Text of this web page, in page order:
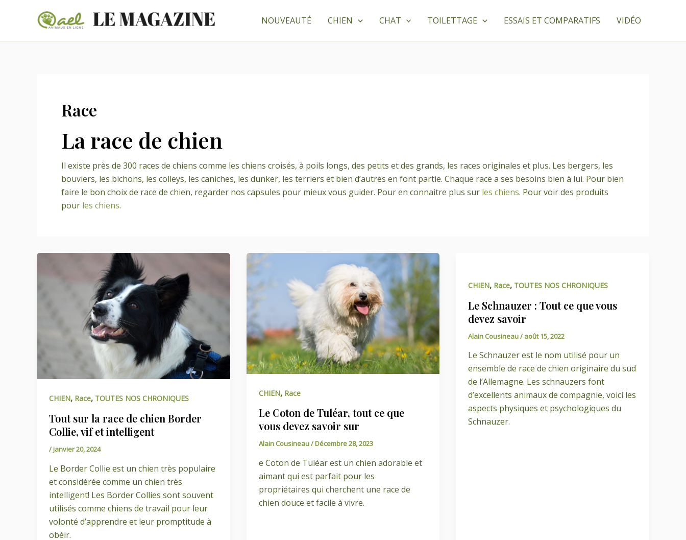
NOUVEAUTÉ CHIEN CHAT TOILETTAGE ESSAIS ET COMPARATIFS VIDÉO
Race
La race de chien
Il existe près de 300 races de chiens comme les chiens croisés, à poils longs, des petits et des grands, les races originales et plus. Les bergers, les
bouviers, les bichons, les colleys, les caniches, les dunker, les terriers et bien d’autres en font partie. Chaque race a ses besoins bien à lui. Pour bien
faire le bon choix de race de chien, regarder nos capsules pour mieux vous guider. Pour en connaitre plus sur les chiens. Pour voir des produits
pour les chiens.
CHIEN, Race, TOUTES NOS CHRONIQUES
Tout sur la race de chien Border
Collie, vif et intelligent
/janvier 20, 2024
Le Border Collie est un chien très populaire
et considérée comme un chien très
intelligent! Les Border Collies sont souvent
utilisés comme chiens de travail pour leur
volonté d’apprendre et leur promptitude à
obéir.
CHIEN, Race
Le Coton de Tuléar, tout ce que
vous devez savoir sur
Alain Cousineau/Décembre 28, 2023
e Coton de Tuléar est un chien adorable et
aimant qui est parfait pour les
propriétaires qui cherchent une race de
chien douce et facile à vivre.
CHIEN, Race, TOUTES NOS CHRONIQUES
Le Schnauzer : Tout ce que vous
devez savoir
Alain Cousineau/ août 15, 2022
Le Schnauzer est le nom utilisé pour un
ensemble de race de chien originaire du sud
de l’Allemagne. Les schnauzers font
d’excellents animaux de compagnie, voici les
aspects physiques et psychologiques du
Schnauzer.